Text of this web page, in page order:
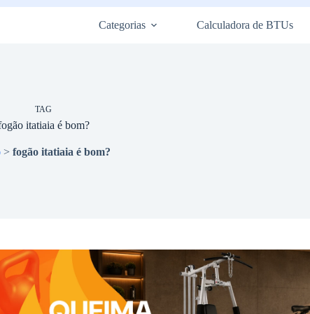
Categorias Calculadora de BTUs
TAG
itatiaia é bom?
> fogão itatiaia é bom?